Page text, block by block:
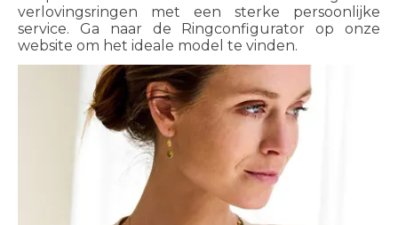
verlovingsringen met een sterke persoonlijke
service. Ga naar de Ringconfigurator op onze
website om het ideale model te vinden.